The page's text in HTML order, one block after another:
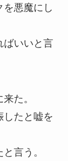
を悪魔にし
ばいいと言
た。
したと嘘を
言う。